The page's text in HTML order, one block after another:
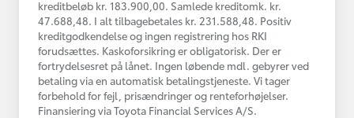
kreditbeløb kr. 183.900,00. Samlede kreditomk. kr.
47.688,48. I alt tilbagebetales kr. 231.588,48. Positiv
kreditgodkendelse og ingen registrering hos RKI
forudsættes. Kaskoforsikring er obligatorisk. Der er
fortrydelsesret på lånet. Ingen løbende mdl. gebyrer ved
betaling via en automatisk betalingstjeneste. Vi tager
forbehold for fejl, prisændringer og renteforhøjelser.
Finansiering via Toyota Financial Services A/S.